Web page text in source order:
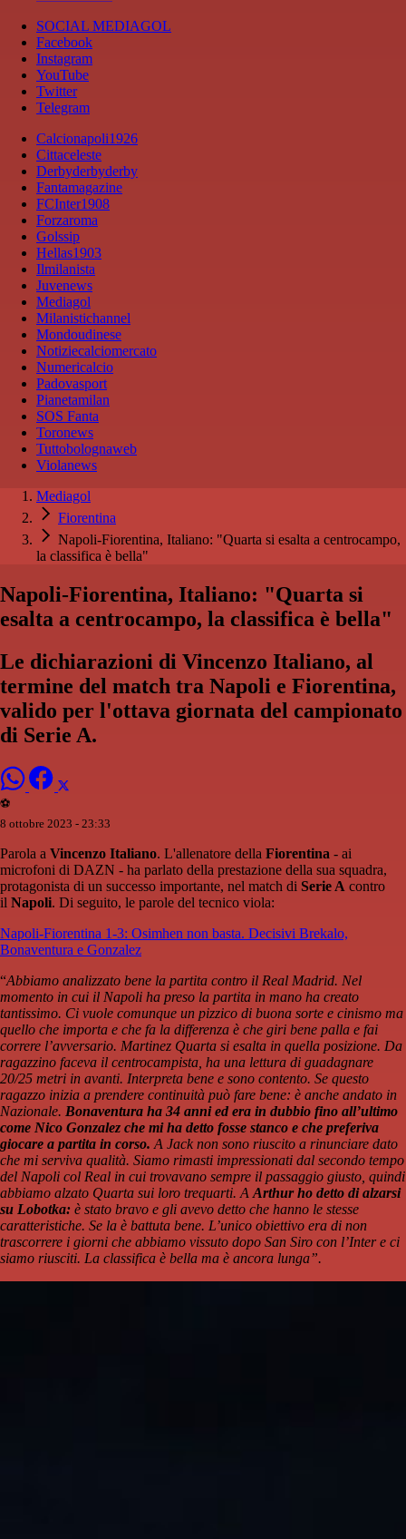
SOCIAL MEDIAGOL
Facebook
Instagram
YouTube
Twitter
Telegram
Calcionapoli1926
Cittaceleste
Derbyderbyderby
Fantamagazine
FCInter1908
Forzaroma
Golssip
Hellas1903
Ilmilanista
Juvenews
Mediagol
Milanistichannel
Mondoudinese
Notiziecalciomercato
Numericalcio
Padovasport
Pianetamilan
SOS Fanta
Toronews
Tuttobolognaweb
Violanews
Mediagol
Fiorentina
Napoli-Fiorentina, Italiano: "Quarta si esalta a centrocampo,
la classifica è bella"
Napoli-Fiorentina, Italiano: "Quarta si
esalta a centrocampo, la classifica è bella"
Le dichiarazioni di Vincenzo Italiano, al
termine del match tra Napoli e Fiorentina,
valido per l'ottava giornata del campionato
di Serie A.
⚽️
8 ottobre 2023 - 23:33
Parola a Vincenzo Italiano. L'allenatore della Fiorentina - ai
microfoni di DAZN - ha parlato della prestazione della sua squadra,
protagonista di un successo importante, nel match di Serie A contro
il Napoli. Di seguito, le parole del tecnico viola:
Napoli-Fiorentina 1-3: Osimhen non basta. Decisivi Brekalo,
Bonaventura e Gonzalez
“Abbiamo analizzato bene la partita contro il Real Madrid. Nel
momento in cui il Napoli ha preso la partita in mano ha creato
tantissimo. Ci vuole comunque un pizzico di buona sorte e cinismo ma
quello che importa e che fa la differenza è che giri bene palla e fai
correre l’avversario. Martinez Quarta si esalta in quella posizione. Da
ragazzino faceva il centrocampista, ha una lettura di guadagnare
20/25 metri in avanti. Interpreta bene e sono contento. Se questo
ragazzo inizia a prendere continuità può fare bene: è anche andato in
Nazionale. Bonaventura ha 34 anni ed era in dubbio fino all’ultimo
come Nico Gonzalez che mi ha detto fosse stanco e che preferiva
giocare a partita in corso. A Jack non sono riuscito a rinunciare dato
che mi serviva qualità. Siamo rimasti impressionati dal secondo tempo
del Napoli col Real in cui trovavano sempre il passaggio giusto, quindi
abbiamo alzato Quarta sui loro trequarti. A Arthur ho detto di alzarsi
su Lobotka: è stato bravo e gli avevo detto che hanno le stesse
caratteristiche. Se la è battuta bene. L’unico obiettivo era di non
trascorrere i giorni che abbiamo vissuto dopo San Siro con l’Inter e ci
siamo riusciti. La classifica è bella ma è ancora lunga”.